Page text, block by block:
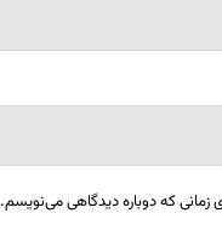
زمانی که دوباره دیدگاهی می‌نویسم.